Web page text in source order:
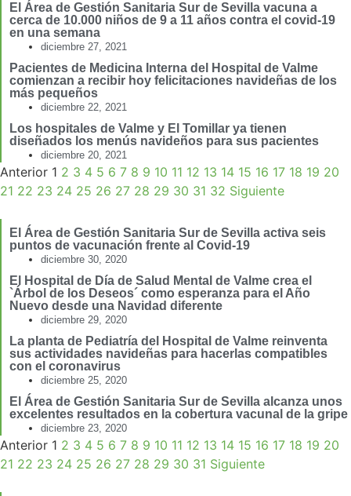
El Área de Gestión Sanitaria Sur de Sevilla vacuna a
cerca de 10.000 niños de 9 a 11 años contra el covid-19
en una semana
diciembre 27, 2021
Pacientes de Medicina Interna del Hospital de Valme
comienzan a recibir hoy felicitaciones navideñas de los
más pequeños
diciembre 22, 2021
Los hospitales de Valme y El Tomillar ya tienen
diseñados los menús navideños para sus pacientes
diciembre 20, 2021
Anterior 1 2 3 4 5 6 7 8 9 10 11 12 13 14 15 16 17 18 19 20
21 22 23 24 25 26 27 28 29 30 31 32 Siguiente
El Área de Gestión Sanitaria Sur de Sevilla activa seis
puntos de vacunación frente al Covid-19
diciembre 30, 2020
El Hospital de Día de Salud Mental de Valme crea el
`Árbol de los Deseos´ como esperanza para el Año
Nuevo desde una Navidad diferente
diciembre 29, 2020
La planta de Pediatría del Hospital de Valme reinventa
sus actividades navideñas para hacerlas compatibles
con el coronavirus
diciembre 25, 2020
El Área de Gestión Sanitaria Sur de Sevilla alcanza unos
excelentes resultados en la cobertura vacunal de la gripe
diciembre 23, 2020
Anterior 1 2 3 4 5 6 7 8 9 10 11 12 13 14 15 16 17 18 19 20
21 22 23 24 25 26 27 28 29 30 31 Siguiente